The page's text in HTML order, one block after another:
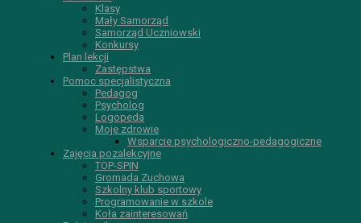
Klasy
Mały Samorząd
Samorząd Uczniowski
Konkursy
Plan lekcji
Zastępstwa
Pomoc specjalistyczna
Pedagog
Psycholog
Logopeda
Moje zdrowie
Wsparcie psychologiczno-pedagogiczne
Zajęcia pozalekcyjne
TOP-SPIN
Gromada Zuchowa
Szkolny klub sportowy
Programowanie w szkole
Koła zainteresowań